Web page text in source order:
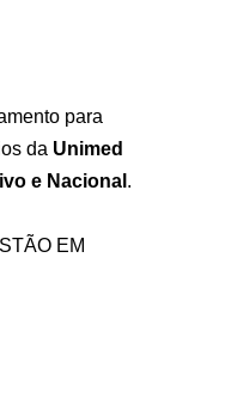
para
da Unimed
e Nacional .
EM